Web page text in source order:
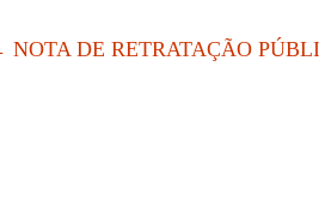
NOTA DE RETRATAÇÃO